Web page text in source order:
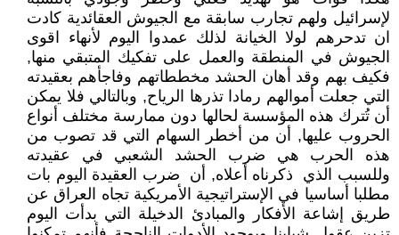
لإسرائيل ولهم تجارب سابقة مع الجيوش العقائدية كادت
ان تدحرهم لولا الخيانة لذلك عمدوا اليوم لأنهاء اقوى
الجيوش في المنطقة والعمل على تفكيك المتبقي منها,
فكيف بهم وقد أهان الحشد مخططاتهم وفاجأهم بعقيدته
التي جعلت أموالهم رمادا تذرها الرياح, وبالتالي فلا يمكن
أن تُترك هذه المؤسسة لحالها دون ممارسة مختلف أنواع
الحروب عليها, أن من أخطر السهام التي قد تصوب من
هذه الحرب هي ضرب الحشد الشعبي في عقيدته
وللسبب الذي ذكرناه أعلاه, أن ضرب العقيدة اليوم بات
مطلبا أساسيا في الإستراتيجية الأمريكية تجاه العراق عن
طريق إشاعة الأفكار والمبادئ الدخيلة التي بدأت اليوم